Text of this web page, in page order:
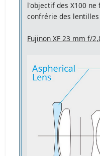
l'objectif des X100
confrérie des lentilles
Fujinon XF 23 mm f/